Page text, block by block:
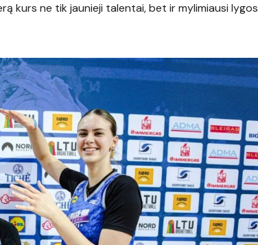
kurs ne tik jaunieji talentai, bet ir mylimiausi lygos